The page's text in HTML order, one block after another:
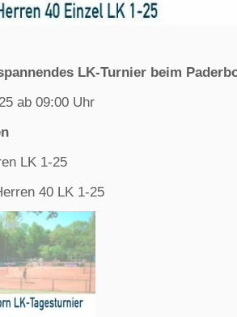
LK-Turnier beim
ab 09:00 Uhr
LK 1-25
40 LK 1-25